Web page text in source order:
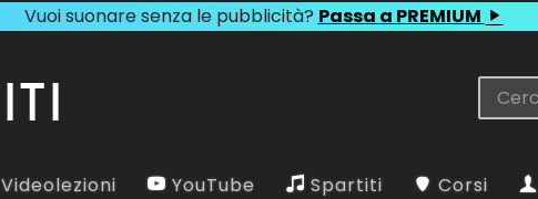
Vuoi suonare senza le pubblicità? Passa a PREMIUM
Videolezioni YouTube Spartiti Corsi